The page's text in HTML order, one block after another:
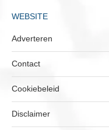
WEBSITE
Adverteren
Contact
Cookiebeleid
Disclaimer